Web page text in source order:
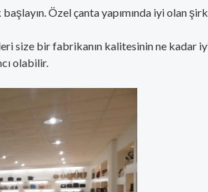
Özel çanta yapımında iyi olan
size bir fabrikanın kalitesinin ne kadar
olabilir.